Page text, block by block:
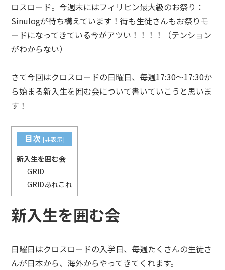
ロスロード。今週末にはフィリピン最大級のお祭り：
Sinulogが待ち構えています！街も生徒さんもお祭りモ
ードになってきている今がアツい！！！！（テンション
がわからない）
さて今回はクロスロードの日曜日、毎週17:30〜17:30か
ら始まる新入生を囲む会について書いていこうと思いま
す！
目次 [非表示]
新入生を囲む会
GRID
GRIDあれこれ
新入生を囲む会
日曜日はクロスロードの入学日、毎週たくさんの生徒さ
んが日本から、海外からやってきてくれます。